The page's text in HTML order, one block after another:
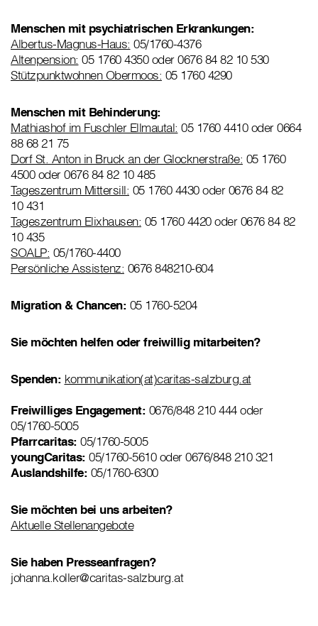
Menschen mit psychiatrischen Erkrankungen:
Albertus-Magnus-Haus: 05/1760-4376
Altenpension: 05 1760 4350 oder 0676 84 82 10 530
Stützpunktwohnen Obermoos: 05 1760 4290
Menschen mit Behinderung:
Mathiashof im Fuschler Ellmautal: 05 1760 4410 oder 0664
88 68 21 75
Dorf St. Anton in Bruck an der Glocknerstraße: 05 1760
4500 oder 0676 84 82 10 485
Tageszentrum Mittersill: 05 1760 4430 oder 0676 84 82
10 431
Tageszentrum Elixhausen: 05 1760 4420 oder 0676 84 82
10 435
SOALP: 05/1760-4400
Persönliche Assistenz: 0676 848210-604
Migration & Chancen: 05 1760-5204
Sie möchten helfen oder freiwillig mitarbeiten?
Spenden: kommunikation(at)caritas-salzburg.at
Freiwilliges Engagement: 0676/848 210 444 oder
05/1760-5005
Pfarrcaritas: 05/1760-5005
youngCaritas: 05/1760-5610 oder 0676/848 210 321
Auslandshilfe: 05/1760-6300
Sie möchten bei uns arbeiten?
Aktuelle Stellenangebote
Sie haben Presseanfragen?
johanna.koller@caritas-salzburg.at